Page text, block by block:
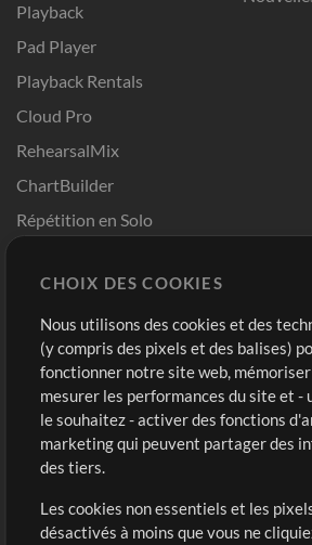
Playback
Pad Player
Playback Rentals
Cloud Pro
RehearsalMix
ChartBuilder
Répétition en Solo
Modèles ProPresenter
Sons
Boutique
Acheter des crédits
Contenu gratuit
Demander les pistes
Extras
Compte
S'inscrire
CHOIX DES COOKIES
Nous utilisons des cookies et des
(y compris des pixels et des balises)
fonctionner notre site web,
mesurer les performances du site et -
le souhaitez - activer des fonctions
marketing qui peuvent partager des
des tiers.
Les cookies non essentiels et les
désactivés à moins que vous ne